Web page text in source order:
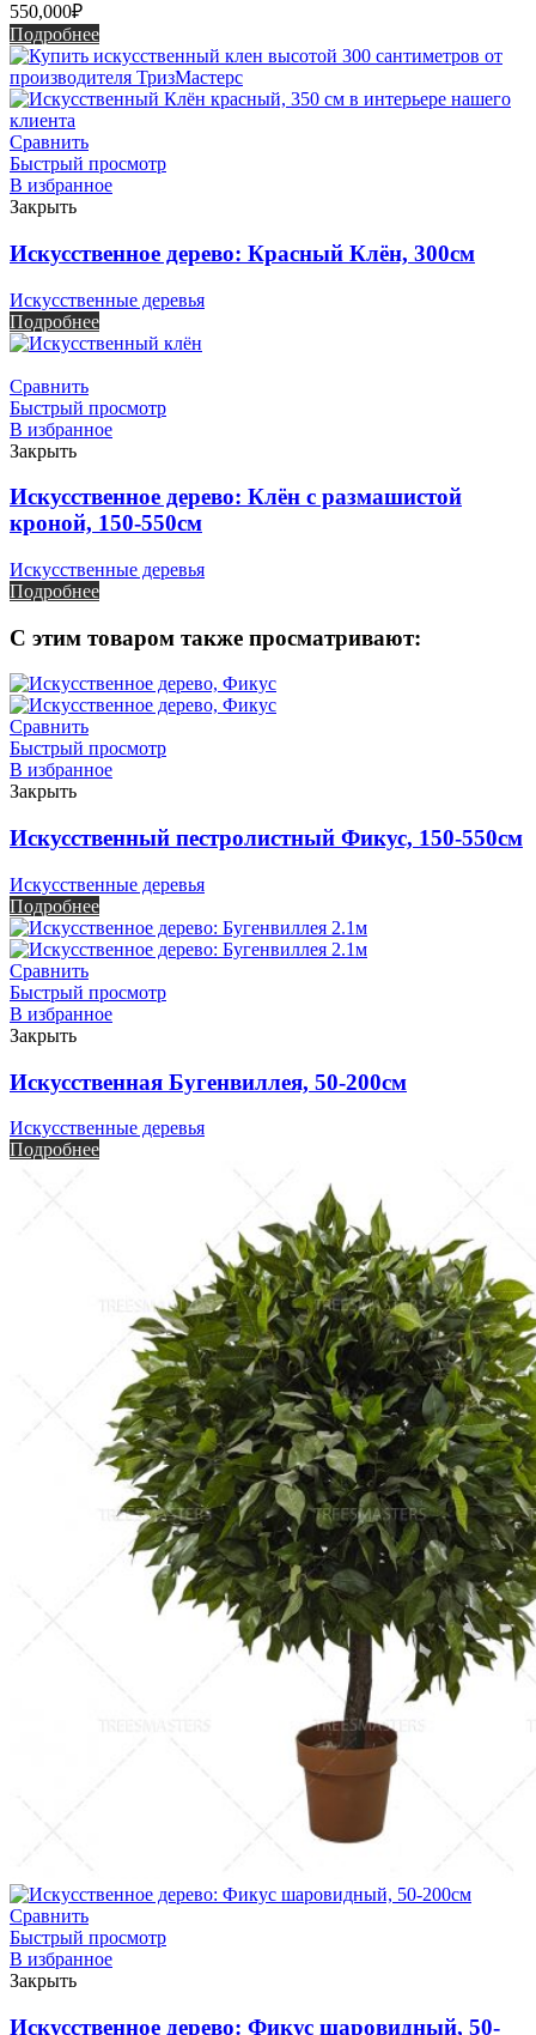
550,000₽
Подробнее
Сравнить
Быстрый просмотр
В избранное
Закрыть
Искусственное дерево: Красный Клён, 300см
Искусственные деревья
Подробнее
Сравнить
Быстрый просмотр
В избранное
Закрыть
Искусственное дерево: Клён с размашистой
кроной, 150-550см
Искусственные деревья
Подробнее
С этим товаром также просматривают:
Сравнить
Быстрый просмотр
В избранное
Закрыть
Искусственный пестролистный Фикус, 150-550см
Искусственные деревья
Подробнее
Сравнить
Быстрый просмотр
В избранное
Закрыть
Искусственная Бугенвиллея, 50-200см
Искусственные деревья
Подробнее
Сравнить
Быстрый просмотр
В избранное
Закрыть
Искусственное дерево: Фикус шаровидный, 50-